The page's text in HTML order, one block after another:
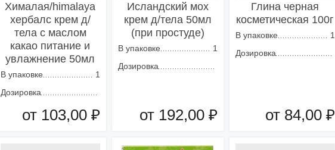
Хималая/himalaya
хербалс крем д/
тела с маслом
какао питание и
увлажнение 50мл
В упаковке
1
Дозировка
от 103,00 ₽
Исландский мох
крем д/тела 50мл
(при простуде)
В упаковке
1
Дозировка
от 192,00 ₽
Глина черная
косметическая 100г
В упаковке
1
Дозировка
от 84,00 ₽